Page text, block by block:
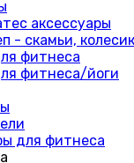
аксессуары
- скамьи,
фитнеса
фитнеса/йоги
для фитнеса